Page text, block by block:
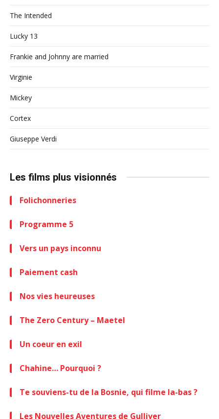
The Intended
Lucky 13
Frankie and Johnny are married
Virginie
Mickey
Cortex
Giuseppe Verdi
Les films plus visionnés
Folichonneries
Programme 5
Vers un pays inconnu
Paiement cash
Nos vies heureuses
The Zero Century – Maetel
Un coeur en exil
Chahine… Pourquoi ?
Te souviens-tu de la Bosnie, qui filme la-bas ?
Les Nouvelles Aventures de Gulliver